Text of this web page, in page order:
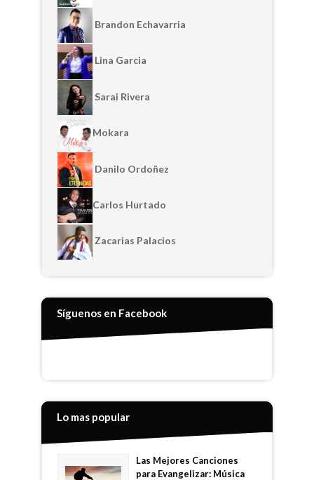
Brandon Echavarria
Lina Garcia
Sarai Rivera
Mokara
Danilo Ordoñez
Carlos Hurtado
Zacarias Palacios
Síguenos en Facebook
Lo mas popular
Las Mejores Canciones
para Evangelizar: Música